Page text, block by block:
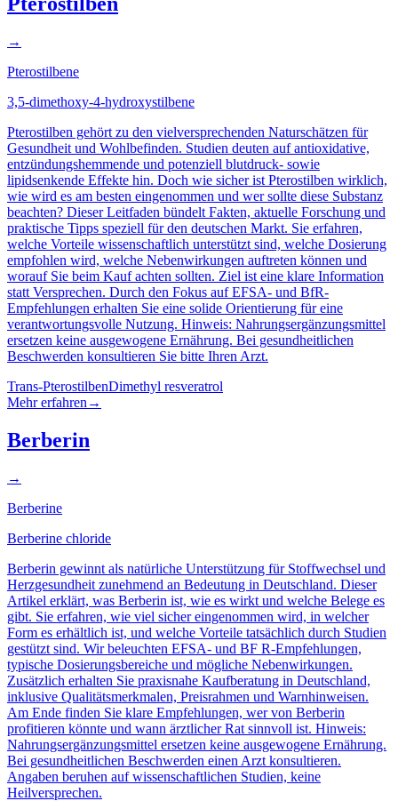
→
Pterostilbene
3,5-dimethoxy-4-hydroxystilbene
Pterostilben gehört zu den vielversprechenden Naturschätzen für
Gesundheit und Wohlbefinden. Studien deuten auf antioxidative,
entzündungshemmende und potenziell blutdruck- sowie
lipidsenkende Effekte hin. Doch wie sicher ist Pterostilben wirklich,
wie wird es am besten eingenommen und wer sollte diese Substanz
beachten? Dieser Leitfaden bündelt Fakten, aktuelle Forschung und
praktische Tipps speziell für den deutschen Markt. Sie erfahren,
welche Vorteile wissenschaftlich unterstützt sind, welche Dosierung
empfohlen wird, welche Nebenwirkungen auftreten können und
worauf Sie beim Kauf achten sollten. Ziel ist eine klare Information
statt Versprechen. Durch den Fokus auf EFSA- und BfR-
Empfehlungen erhalten Sie eine solide Orientierung für eine
verantwortungsvolle Nutzung. Hinweis: Nahrungsergänzungsmittel
ersetzen keine ausgewogene Ernährung. Bei gesundheitlichen
Beschwerden konsultieren Sie bitte Ihren Arzt.
Trans-PterostilbenDimethyl resveratrol
Mehr erfahren →
Berberin
→
Berberine
Berberine chloride
Berberin gewinnt als natürliche Unterstützung für Stoffwechsel und
Herzgesundheit zunehmend an Bedeutung in Deutschland. Dieser
Artikel erklärt, was Berberin ist, wie es wirkt und welche Belege es
gibt. Sie erfahren, wie viel sicher eingenommen wird, in welcher
Form es erhältlich ist, und welche Vorteile tatsächlich durch Studien
gestützt sind. Wir beleuchten EFSA- und BF R-Empfehlungen,
typische Dosierungsbereiche und mögliche Nebenwirkungen.
Zusätzlich erhalten Sie praxisnahe Kaufberatung in Deutschland,
inklusive Qualitätsmerkmalen, Preisrahmen und Warnhinweisen.
Am Ende finden Sie klare Empfehlungen, wer von Berberin
profitieren könnte und wann ärztlicher Rat sinnvoll ist. Hinweis:
Nahrungsergänzungsmittel ersetzen keine ausgewogene Ernährung.
Bei gesundheitlichen Beschwerden einen Arzt konsultieren.
Angaben beruhen auf wissenschaftlichen Studien, keine
Heilversprechen.